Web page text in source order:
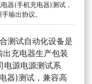
器(手机充电器)测试，
输出协议。
测试自动化设备是
充电器生产包装
电源电源测试系
器)测试，兼容高